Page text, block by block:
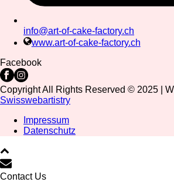
info@art-of-cake-factory.ch
www.art-of-cake-factory.ch
Facebook
Copyright All Rights Reserved © 2025 |
Swisswebartistry
Impressum
Datenschutz
Contact Us